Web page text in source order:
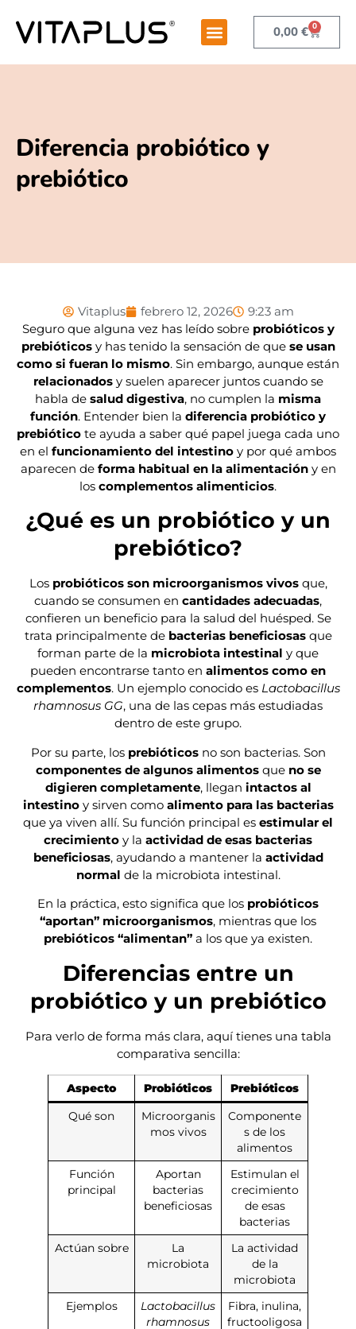
0,00 € 0
Diferencia probiótico y
prebiótico
Vitaplus febrero 12, 2026
9:23 am
Seguro que alguna vez has leído sobre probióticos y
prebióticosy has tenido la sensación de que se usan
como si fueran lo mismo. Sin embargo, aunque están
relacionados y suelen aparecer juntos cuando se
habla de salud digestiva, no cumplen la misma
función. Entender bien la diferencia probiótico y
prebiótico te ayuda a saber qué papel juega cada uno
en el funcionamiento del intestino y por qué ambos
aparecen de forma habitual en la alimentación y en
los complementos alimenticios.
¿Qué es un probiótico y un
prebiótico?
Los probióticos son microorganismos vivosque,
cuando se consumen en cantidades adecuadas,
confieren un beneficio para la salud del huésped. Se
trata principalmente de bacterias beneficiosas que
forman parte de la microbiota intestinal y que
pueden encontrarse tanto en alimentos como en
complementos. Un ejemplo conocido es Lactobacillus
rhamnosus GG, una de las cepas más estudiadas
dentro de este grupo.
Por su parte, los prebióticosno son bacterias. Son
componentes de algunos alimentos que no se
digieren completamente, llegan intactos al
intestinoy sirven como alimento para las bacterias
que ya viven allí. Su función principal es estimular el
crecimiento y la actividad de esas bacterias
beneficiosas, ayudando a mantener la actividad
normal de la microbiota intestinal.
En la práctica, esto significa que los probióticos
“aportan” microorganismos, mientras que los
prebióticos “alimentan” a los que ya existen.
Diferencias entre un
probiótico y un prebiótico
Para verlo de forma más clara, aquí tienes una tabla
comparativa sencilla:
Aspecto Probióticos Prebióticos
Qué son
Microorganis
mos vivos
Componente
s de los
alimentos
Función
principal
Aportan
bacterias
beneficiosas
Estimulan el
crecimiento
de esas
bacterias
Actúan sobre
La
microbiota
La actividad
de la
microbiota
Ejemplos
Lactobacillus
rhamnosus
Fibra, inulina,
fructooligosa